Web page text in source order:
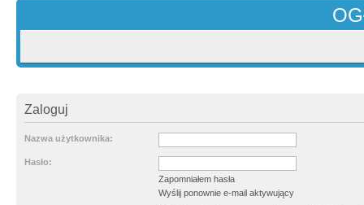
Zaloguj
Nazwa użytkownika:
Hasło:
Zapomniałem hasła
Wyślij ponownie e-mail aktywujący